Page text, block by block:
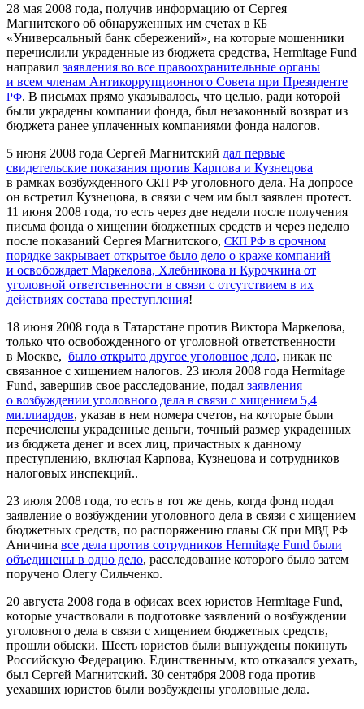
28 мая 2008 года, получив информацию от Сергея
Магнитского об обнаруженных им счетах в КБ
«Универсальный банк сбережений», на которые мошенники
перечислили украденные из бюджета средства, Her­mitage Fund
направил заявления во все правоохранительные органы
и всем членам Антикоррупционного Совета при Президенте
РФ. В письмах прямо указывалось, что целью, ради которой
были украдены компании фонда, был незаконный возврат из
бюджета ранее уплаченных компаниями фонда налогов.
5 июня 2008 года Сергей Магнитский дал первые
свидетельские показания против Карпова и Кузнецова
в рамках возбужденного СКП РФ уголовного дела. На допросе
он встретил Кузнецова, в связи с чем им был заявлен протест.
11 июня 2008 года, то есть через две недели после получения
письма фонда о хищении бюджетных средств и через неделю
после показаний Сергея Магнитского, СКП РФ в срочном
порядке закрывает открытое было дело о краже компаний
и освобождает Маркелова, Хлебникова и Курочкина от
уголовной ответственности в связи с отсутствием в их
действиях состава преступления!
18 июня 2008 года в Татарстане против Виктора Маркелова,
только что освобожденного от уголовной ответственности
в Москве, было открыто другое уголовное дело, никак не
связанное с хищением налогов. 23 июля 2008 года Her­mitage
Fund, завершив свое расследование, подал заявления
о возбуждении уголовного дела в связи с хищением 5,4
миллиардов, указав в нем номера счетов, на которые были
перечислены украденные деньги, точный размер украденных
из бюджета денег и всех лиц, причастных к данному
преступлению, включая Карпова, Кузнецова и сотрудников
налоговых инспекций..
23 июля 2008 года, то есть в тот же день, когда фонд подал
заявление о возбуждении уголовного дела в связи с хищением
бюджетных средств, по распоряжению главы СК при МВД РФ
Аничина все дела против сотрудников Her­mitage Fund были
объединены в одно дело, расследование которого было затем
поручено Олегу Сильченко.
20 августа 2008 года в офисах всех юристов Her­mitage Fund,
которые участвовали в подготовке заявлений о возбуждении
уголовного дела в связи с хищением бюджетных средств,
прошли обыски. Шесть юристов были вынуждены покинуть
Российскую Федерацию. Единственным, кто отказался уехать,
был Сергей Магнитский. 30 сентября 2008 года против
уехавших юристов были возбуждены уголовные дела.